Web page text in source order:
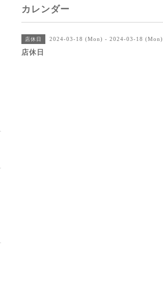
カレンダー
店休日 2024-03-18 (Mon) - 2024-03-18 (Mon)
店休日